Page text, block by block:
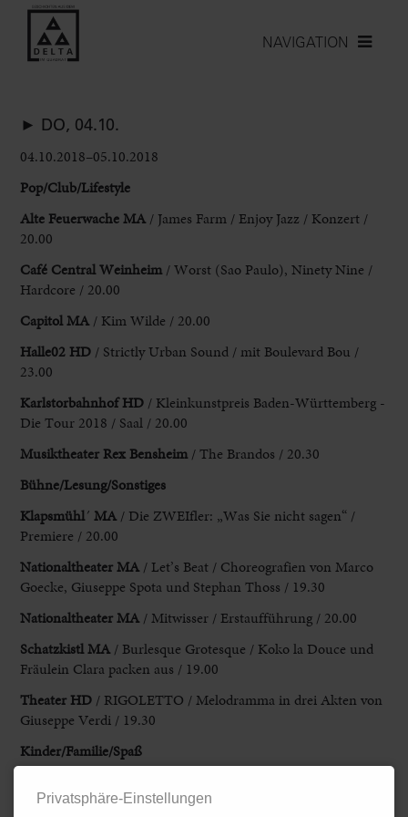
NAVIGATION
► DO, 04.10.
04.10.2018–05.10.2018
Pop/Club/Lifestyle
Alte Feuerwache MA / James Farm / Enjoy Jazz / Konzert /
20.00
Café Central Weinheim / Worst (Sao Paulo), Ninety Nine /
Hardcore / 20.00
Capitol MA / Kim Wilde / 20.00
Halle02 HD / Strictly Urban Sound / mit Boulevard Bou /
23.00
Karlstorbahnhof HD / Kleinkunstpreis Baden-Württemberg -
Die Tour 2018 / Saal / 20.00
Musiktheater Rex Bensheim / The Brandos / 20.30
Bühne/Lesung/Sonstiges
Klapsmühl´ MA / Die ZWEIfler: „Was Sie nicht sagen“ /
Premiere / 20.00
Nationaltheater MA / Let’s Beat / Choreografien von Marco
Goecke, Giuseppe Spota und Stephan Thoss / 19.30
Nationaltheater MA / Mitwisser / Erstaufführung / 20.00
Schatzkistl MA / Burlesque Grotesque / Koko la Douce und
Fräulein Clara packen aus / 19.00
Theater HD / RIGOLETTO / Melodramma in drei Akten von
Giuseppe Verdi / 19.30
Kinder/Familie/Spaß
Zukunft / 17.00
Privatsphäre-Einstellungen